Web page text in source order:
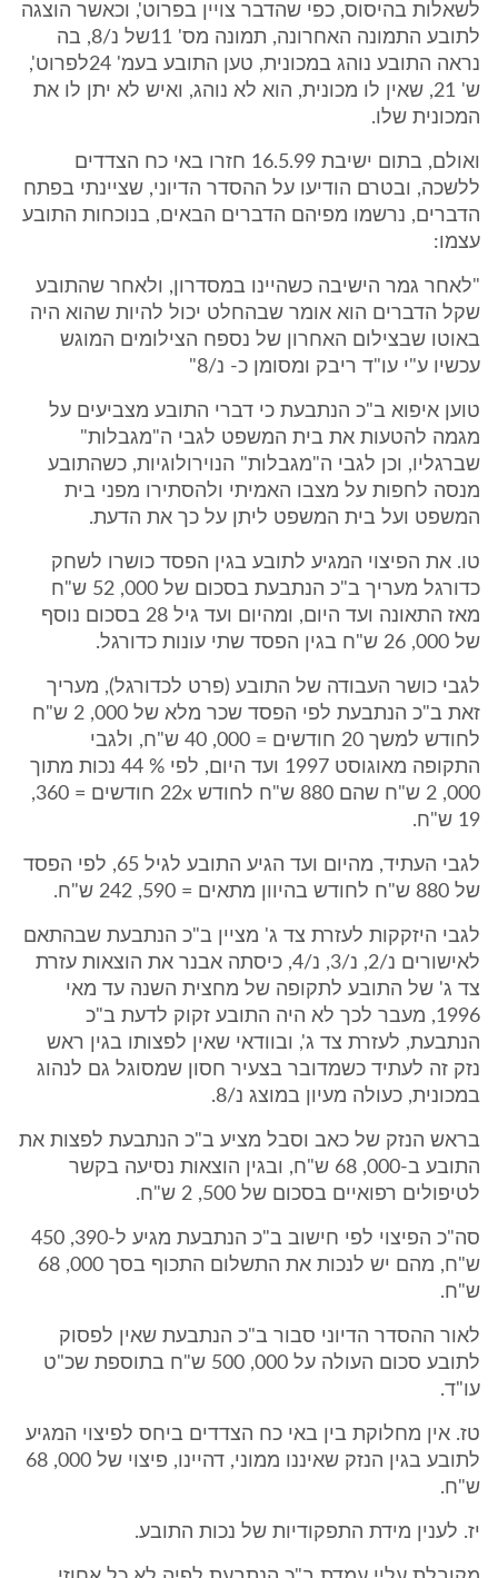
לשאלות בהיסוס, כפי שהדבר צויין בפרוט', וכאשר הוצגה
לתובע התמונה האחרונה, תמונה מס' 11של נ/8, בה
נראה התובע נוהג במכונית, טען התובע בעמ' 24לפרוט',
ש' 21, שאין לו מכונית, הוא לא נוהג, ואיש לא יתן לו את
המכונית שלו.
ואולם, בתום ישיבת 16.5.99 חזרו באי כח הצדדים
ללשכה, ובטרם הודיעו על ההסדר הדיוני, שציינתי בפתח
הדברים, נרשמו מפיהם הדברים הבאים, בנוכחות התובע
עצמו:
"לאחר גמר הישיבה כשהיינו במסדרון, ולאחר שהתובע
שקל הדברים הוא אומר שבהחלט יכול להיות שהוא היה
באוטו שבצילום האחרון של נספח הצילומים המוגש
עכשיו ע"י עו"ד ריבק ומסומן כ- נ/8"
טוען איפוא ב"כ הנתבעת כי דברי התובע מצביעים על
מגמה להטעות את בית המשפט לגבי ה"מגבלות"
שברגליו, וכן לגבי ה"מגבלות" הנוירולוגיות, כשהתובע
מנסה לחפות על מצבו האמיתי ולהסתירו מפני בית
המשפט ועל בית המשפט ליתן על כך את הדעת.
טו. את הפיצוי המגיע לתובע בגין הפסד כושרו לשחק
כדורגל מעריך ב"כ הנתבעת בסכום של 000, 52 ש"ח
מאז התאונה ועד היום, ומהיום ועד גיל 28 בסכום נוסף
של 000, 26 ש"ח בגין הפסד שתי עונות כדורגל.
לגבי כושר העבודה של התובע (פרט לכדורגל), מעריך
זאת ב"כ הנתבעת לפי הפסד שכר מלא של 000, 2 ש"ח
לחודש למשך 20 חודשים = 000, 40 ש"ח, ולגבי
התקופה מאוגוסט 1997 ועד היום, לפי % 44 נכות מתוך
000, 2 ש"ח שהם 880 ש"ח לחודש 22x חודשים = 360,
19 ש"ח.
לגבי העתיד, מהיום ועד הגיע התובע לגיל 65, לפי הפסד
של 880 ש"ח לחודש בהיוון מתאים = 590, 242 ש"ח.
לגבי היזקקות לעזרת צד ג' מציין ב"כ הנתבעת שבהתאם
לאישורים נ/2, נ/3, נ/4, כיסתה אבנר את הוצאות עזרת
צד ג' של התובע לתקופה של מחצית השנה עד מאי
1996, מעבר לכך לא היה התובע זקוק לדעת ב"כ
הנתבעת, לעזרת צד ג', ובוודאי שאין לפצותו בגין ראש
נזק זה לעתיד כשמדובר בצעיר חסון שמסוגל גם לנהוג
במכונית, כעולה מעיון במוצג נ/8.
בראש הנזק של כאב וסבל מציע ב"כ הנתבעת לפצות את
התובע ב-000, 68 ש"ח, ובגין הוצאות נסיעה בקשר
לטיפולים רפואיים בסכום של 500, 2 ש"ח.
סה"כ הפיצוי לפי חישוב ב"כ הנתבעת מגיע ל-390, 450
ש"ח, מהם יש לנכות את התשלום התכוף בסך 000, 68
ש"ח.
לאור ההסדר הדיוני סבור ב"כ הנתבעת שאין לפסוק
לתובע סכום העולה על 000, 500 ש"ח בתוספת שכ"ט
עו"ד.
טז. אין מחלוקת בין באי כח הצדדים ביחס לפיצוי המגיע
לתובע בגין הנזק שאיננו ממוני, דהיינו, פיצוי של 000, 68
ש"ח.
יז. לענין מידת התפקודיות של נכות התובע.